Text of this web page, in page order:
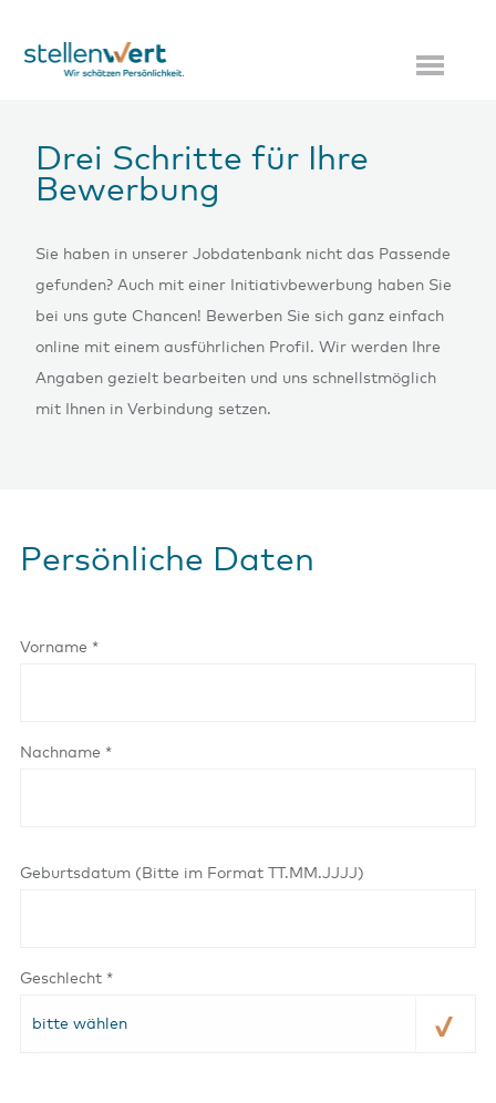
Drei Schritte für Ihre
Bewerbung
Sie haben in unserer Jobdatenbank nicht das Passende
gefunden? Auch mit einer Initiativbewerbung haben Sie
bei uns gute Chancen! Bewerben Sie sich ganz einfach
online mit einem ausführlichen Profil. Wir werden Ihre
Angaben gezielt bearbeiten und uns schnellstmöglich
mit Ihnen in Verbindung setzen.
Persönliche Daten
Vorname *
Nachname *
Geburtsdatum (Bitte im Format TT.MM.JJJJ)
Geschlecht *
bitte wählen